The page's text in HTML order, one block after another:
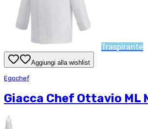
Traspirante
Aggiungi alla wishlist
Egochef
Giacca Chef Ottavio ML